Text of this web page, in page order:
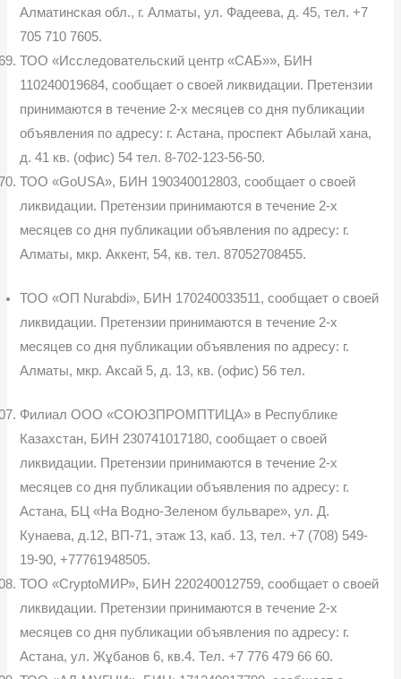
Алматинская обл., г. Алматы, ул. Фадеева, д. 45, тел. +7
705 710 7605.
ТОО «Исследовательский центр «САБ»», БИН
110240019684, со­общает о своей ликвидации. Претензии
принимаются в течение 2-х месяцев со дня публикации
объявления по адресу: г. Астана, проспект Абылай хана,
д. 41 кв. (офис) 54 тел. 8-702-123-56-50.
ТОО «GoUSA», БИН 190340012803, сообщает о своей
ликвидации. Претензии принимаются в течение 2-х
месяцев со дня публикации объявле­ния по адресу: г.
Алматы, мкр. Аккент, 54, кв. тел. 87052708455.
ТОО «ОП Nurabdi», БИН 170240033511, сообщает о своей
ликвидации. Претензии принимаются в течение 2-х
месяцев со дня публикации объявления по адресу: г.
Алматы, мкр. Аксай 5, д. 13, кв. (офис) 56 тел.
Филиал ООО «СОЮЗПРОМПТИЦА» в Республике
Казахстан, БИН 230741017180, сообщает о своей
ликвидации. Претензии принимаются в течение 2-х
месяцев со дня публикации объявления по адресу: г.
Аста­на, БЦ «На Водно-Зеленом бульваре», ул. Д.
Кунаева, д.12, ВП-71, этаж 13, каб. 13, тел. +7 (708) 549-
19-90, +77761948505.
ТОО «CryptoМИР», БИН 220240012759, сообщает о своей
ликви­дации. Претензии принимаются в течение 2-х
месяцев со дня публикации объявления по адресу: г.
Астана, ул. Жұбанов 6, кв.4. Тел. +7 776 479 66 60.